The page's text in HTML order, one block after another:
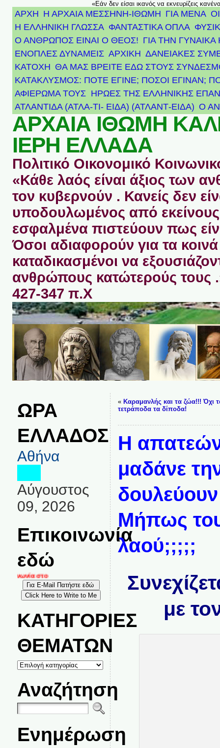
«Εάν δεν είσαι ικανός να εκνευρίζεις
ΑΡΧΗ Η ΑΡΧΑΙΑ ΜΕΣΣΗΝΗ-ΙΘΩΜΗ ΓΙΑ ΜΕΝΑ
Η ΕΛΛΗΝΙΚΗ ΓΛΩΣΣΑ ΦΑΝΤΑΣΤΙΚΑ ΟΠΛΑ
Ο ΑΝΘΡΩΠΟΣ ΕΙΝΑΙ Ο ΘΕΟΣ! ΓΙΑ ΤΗΝ ΓΥΝΑΙΚΑ
ΕΝΟΠΛΕΣ ΔΥΝΑΜΕΙΣ ΑΡΧΙΚΉ ΔΑΝΕΙΑΚΕΣ
ΚΑΤΟΧΗ ΘΑ ΜΑΣ ΒΡΕΙΤΕ ΕΔΩ ΣΤΟΥΣ
ΚΑΤΑΚΛΥΣΜΟΣ: ΠΟΤΕ ΕΓΙΝΕ; ΠΟΣΟΙ ΕΓΙΝΑΝ;
ΑΦΙΈΡΩΜΑ ΤΟΥΣ ΉΡΩΕΣ ΤΗΣ ΕΛΛΗΝΙΚΉΣ
ΑΤΛΑΝΤΊΔΑ (ΑΤΛΑ-ΤΙ- ΕΙΔΑ) (ΑΤΛΑΝΤ-ΕΙΔΑ) Ο
ΑΡΧΑΙΑ ΙΘΩΜΗ
ΙΕΡΗ ΕΛΛΑΔΑ
Πολιτικό Οικονομικό
«Κάθε λαός είναι άξιος των
τον κυβερνούν . Κανείς δεν
υποδουλωμένος από
εσφαλμένα πιστεύουν πως
Όσοι αδιαφορούν για τα κοινά
καταδικασμένοι να
ανθρώπους κατώτερούς τους
427-347 π.Χ
ΩΡΑ
ΕΛΛΑΔΟΣ
Αθήνα
Αύγουστος
09, 2026
Επικοινωνία
εδώ
στο
ΚΑΤΗΓΟΡΙΕΣ
ΘΕΜΑΤΩΝ
ΚΑΤΗΓΟΡΙΕΣ
ΘΕΜΑΤΩΝ
Αναζήτηση
Ενημέρωση
« Καραμανλής και τα ζώα!!! Όχι
τετράποδα τα δίποδα!
Η
μαδάνε
Μήπως
λαού;;;;;
με